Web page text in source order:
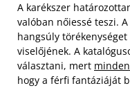
A karékszer
valóban nőiessé teszi.
hangsúly
viselőjének. A
választani, mert
hogy a férfi fantáziáját